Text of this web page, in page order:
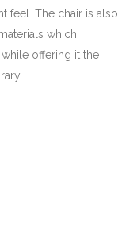
feel. The chair is also
which
offering it the